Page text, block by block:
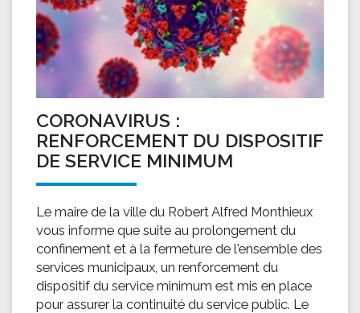
CORONAVIRUS :
RENFORCEMENT DU DISPOSITIF
DE SERVICE MINIMUM
Le maire de la ville du Robert Alfred Monthieux
vous informe que suite au prolongement du
confinement et à la fermeture de l'ensemble des
services municipaux, un renforcement du
dispositif du service minimum est mis en place
pour assurer la continuité du service public. Le